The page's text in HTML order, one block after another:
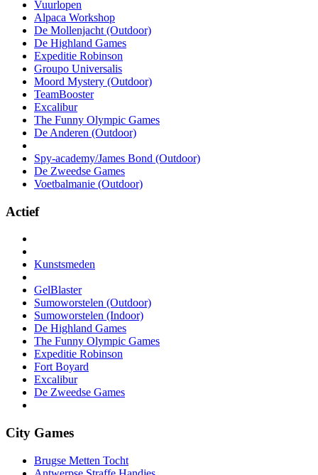
Vuurlopen
Alpaca Workshop
De Mollenjacht (Outdoor)
De Highland Games
Expeditie Robinson
Groupo Universalis
Moord Mystery (Outdoor)
TeamBooster
Excalibur
The Funny Olympic Games
De Anderen (Outdoor)
Spy-academy/James Bond (Outdoor)
De Zweedse Games
Voetbalmanie (Outdoor)
Actief
Kunstsmeden
GelBlaster
Sumoworstelen (Outdoor)
Sumoworstelen (Indoor)
De Highland Games
The Funny Olympic Games
Expeditie Robinson
Fort Boyard
Excalibur
De Zweedse Games
City Games
Brugse Metten Tocht